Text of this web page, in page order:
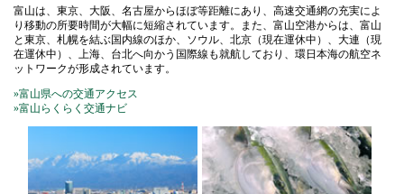
富山は、東京、大阪、名古屋からほぼ等距離にあり、高速交通網の充実によ
り移動の所要時間が大幅に短縮されています。また、富山空港からは、富山
と東京、札幌を結ぶ国内線のほか、ソウル、北京（現在運休中）、大連（現
在運休中）、上海、台北へ向かう国際線も就航しており、環日本海の航空ネ
ットワークが形成されています。
»富山県への交通アクセス
»富山らくらく交通ナビ